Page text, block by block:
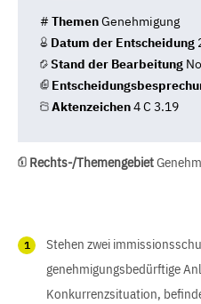
# ThemenGenehmigung
Datum der Entscheidung
Stand der Bearbeitung
Aktenzeichen4 C 3.19
Rechts-/Themengebiet
Stehen zwei
genehmigungsbedürftige
Konkurrenzsituation,